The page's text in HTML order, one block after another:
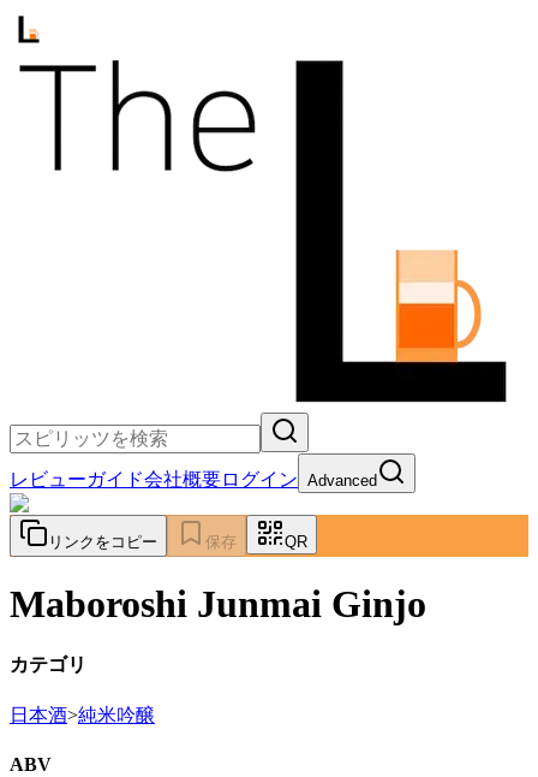
レビューガイド会社概要ログイン Advanced
リンクをコピー 保存 QR
Maboroshi Junmai Ginjo
カテゴリ
日本酒>純米吟醸
ABV